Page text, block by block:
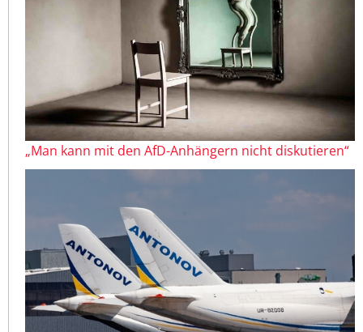
„Man kann mit den AfD-Anhängern nicht diskutieren“